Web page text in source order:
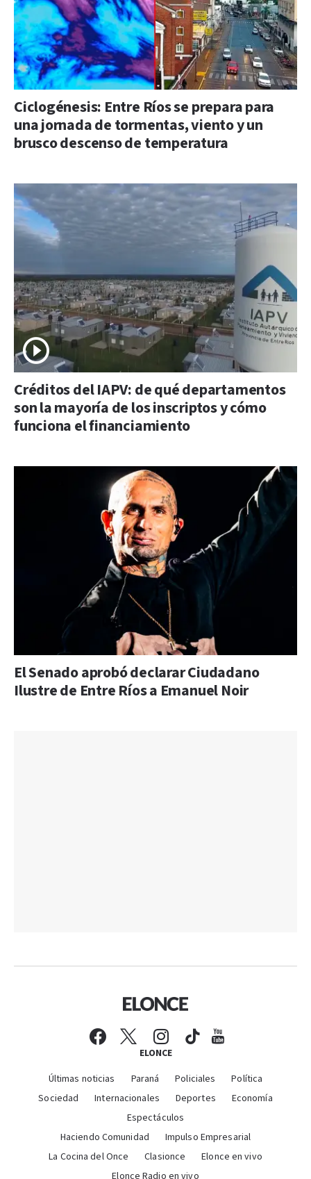
Ciclogénesis: Entre Ríos se prepara para
una jornada de tormentas, viento y un
brusco descenso de temperatura
Créditos del IAPV: de qué departamentos
son la mayoría de los inscriptos y cómo
funciona el financiamiento
El Senado aprobó declarar Ciudadano
Ilustre de Entre Ríos a Emanuel Noir
ELONCE
Últimas noticias Paraná Policiales
Política
Sociedad
Internacionales Deportes
Economía
Espectáculos
Haciendo Comunidad
Impulso Empresarial
La Cocina del Once
Clasionce
Elonce en vivo
Elonce Radio en vivo